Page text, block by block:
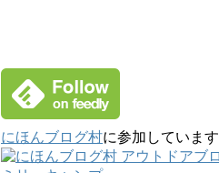
にほんブログ村に参加しています